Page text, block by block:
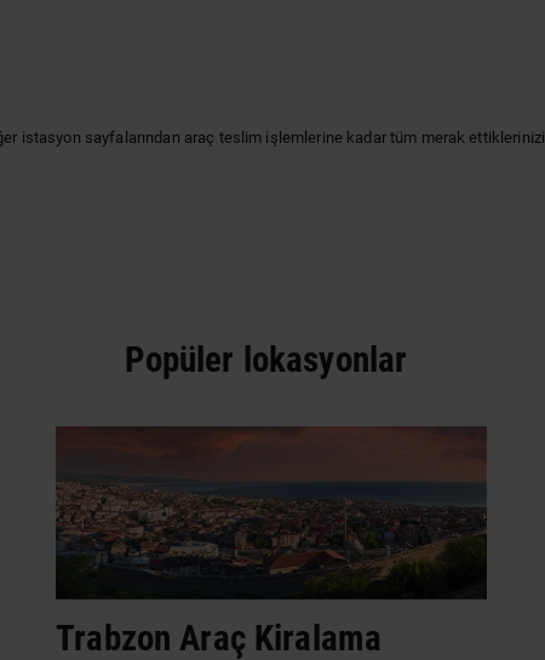
istasyon sayfalarından araç teslim işlemlerine kadar tüm merak ettiklerinizi
Popüler lokasyonlar
Trabzon Araç Kiralama